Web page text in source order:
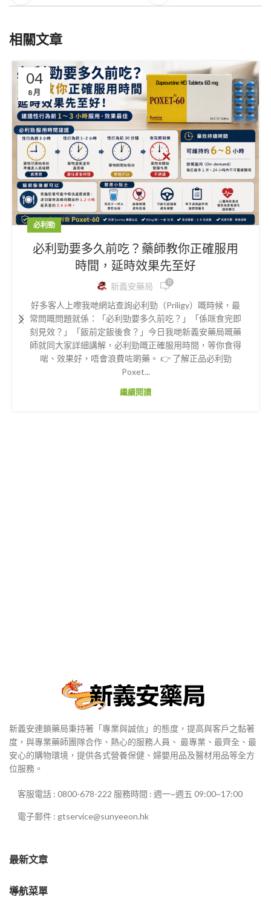
相關文章
04
8 月
必利勁
必利勁要多久前吃？藥師教你正確服用
時間，延時效果先至好
新義安藥局 0
好多客人上嚟我哋網站查詢必利勁（Priligy）嘅時候，最
常問嘅問題就係：「必利勁要多久前吃？」「係咪食完即
刻見效？」「飯前定飯後食？」今日我哋新義安藥局嘅藥
師就同大家詳細講解，必利勁嘅正確服用時間，等你食得
啱、效果好，唔會浪費咗啲藥。 👉 了解正品必利勁
Poxet...
繼續閱讀
新義安連鎖藥局秉持著「專業與誠信」的態度，提高與客戶之黏著
度，與專業藥師團隊合作、熱心的服務人員、 最專業、最齊全、最
安心的購物環境，提供各式營養保健、婦嬰用品及醫材用品等全方
位服務。
客服電話 : 0800-678-222 服務時間 : 週一~週五 09:00~17:00
電子郵件 : gtservice@sunyeeon.hk
最新文章
導航菜單